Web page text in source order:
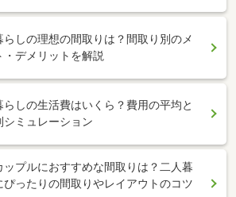
らしの理想の間取りは？間取り別のメ
・デメリットを解説
らしの生活費はいくら？費用の平均と
シミュレーション
ップルにおすすめな間取りは？二人暮
ぴったりの間取りやレイアウトのコツ